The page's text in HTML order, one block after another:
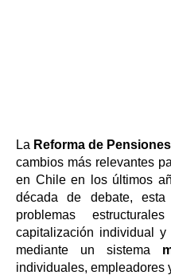
La Reforma de
cambios más relevantes
en Chile en los últimos
década de debate,
problemas
capitalización individual y
mediante un sistema
individuales, empleadores